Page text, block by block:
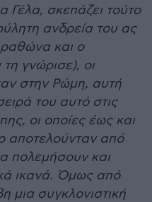
Γέλα, σκεπάζει τούτο
ανδρεία του ας
και ο
γνώρισε), οι
στην Ρώμη, αυτή
του αυτό στις
οι οποίες έως και
αποτελούνταν από
πολεμήσουν και
ικανά. Όμως από
μια συγκλονιστική